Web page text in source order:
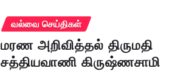
வல்வை செய்திகள்
மரண அறிவித்தல் திருமதி
சத்தியவாணி கிருஷ்ணசாமி